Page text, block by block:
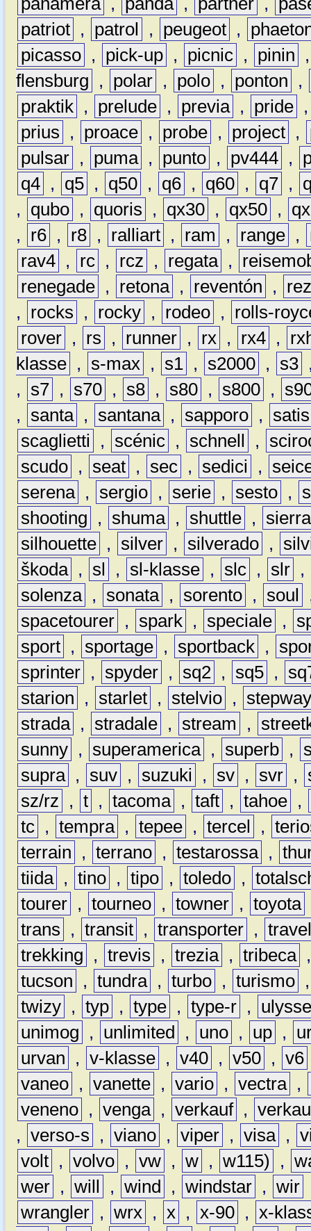
patriot , patrol , peugeot ,
picasso , pick-up , picnic , pinin
flensburg
, polar , polo , ponton
,
praktik , prelude , previa , pride
prius
, proace , probe , project ,
pulsar , puma , punto , pv444 ,
q4 , q5 , q50 , q6 , q60 , q7 ,
,
qubo , quoris , qx30 , qx50 ,
,
r6 , r8 , ralliart , ram , range ,
rav4 , rc , rcz , regata ,
renegade , retona , reventón ,
,
rocks , rocky , rodeo ,
rolls-
rover , rs , runner , rx , rx4 ,
klasse , s-max , s1 , s2000 , s3
,
s7 , s70 , s8 , s80 , s800 ,
,
santa , santana , sapporo ,
satis
scaglietti
, scénic , schnell ,
scudo , seat , sec , sedici ,
serena , sergio , serie , sesto ,
shooting
, shuma , shuttle ,
sierra
silhouette , silver , silverado ,
škoda , sl , sl-klasse , slc , slr ,
solenza , sonata , sorento , soul
spacetourer , spark , speciale ,
sport , sportage , sportback ,
sprinter , spyder , sq2 , sq5 ,
starion
, starlet , stelvio ,
strada , stradale , stream ,
sunny , superamerica , superb ,
supra , suv , suzuki , sv , svr ,
sz/rz
, t , tacoma , taft , tahoe ,
tc , tempra , tepee , tercel ,
terrain
, terrano , testarossa ,
tiida , tino , tipo , toledo ,
tourer , tourneo , towner , toyota
trans
, transit , transporter ,
trekking
, trevis , trezia , tribeca
tucson
, tundra , turbo , turismo
twizy , typ , type , type-r ,
unimog
, unlimited , uno , up ,
urvan
, v-klasse , v40 , v50 , v6
vaneo , vanette , vario , vectra ,
veneno , venga , verkauf ,
, verso-s , viano , viper , visa ,
volt , volvo , vw , w , w115) ,
wer , will , wind , windstar , wir
wrangler , wrx , x , x-90 , x-